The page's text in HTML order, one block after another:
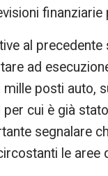
finanziarie
al precedente
ad
posti auto,
per cui è già
segnalare
le aree